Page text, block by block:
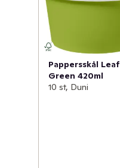
Pappersskål Leaf
Green 420ml
10 st, Duni